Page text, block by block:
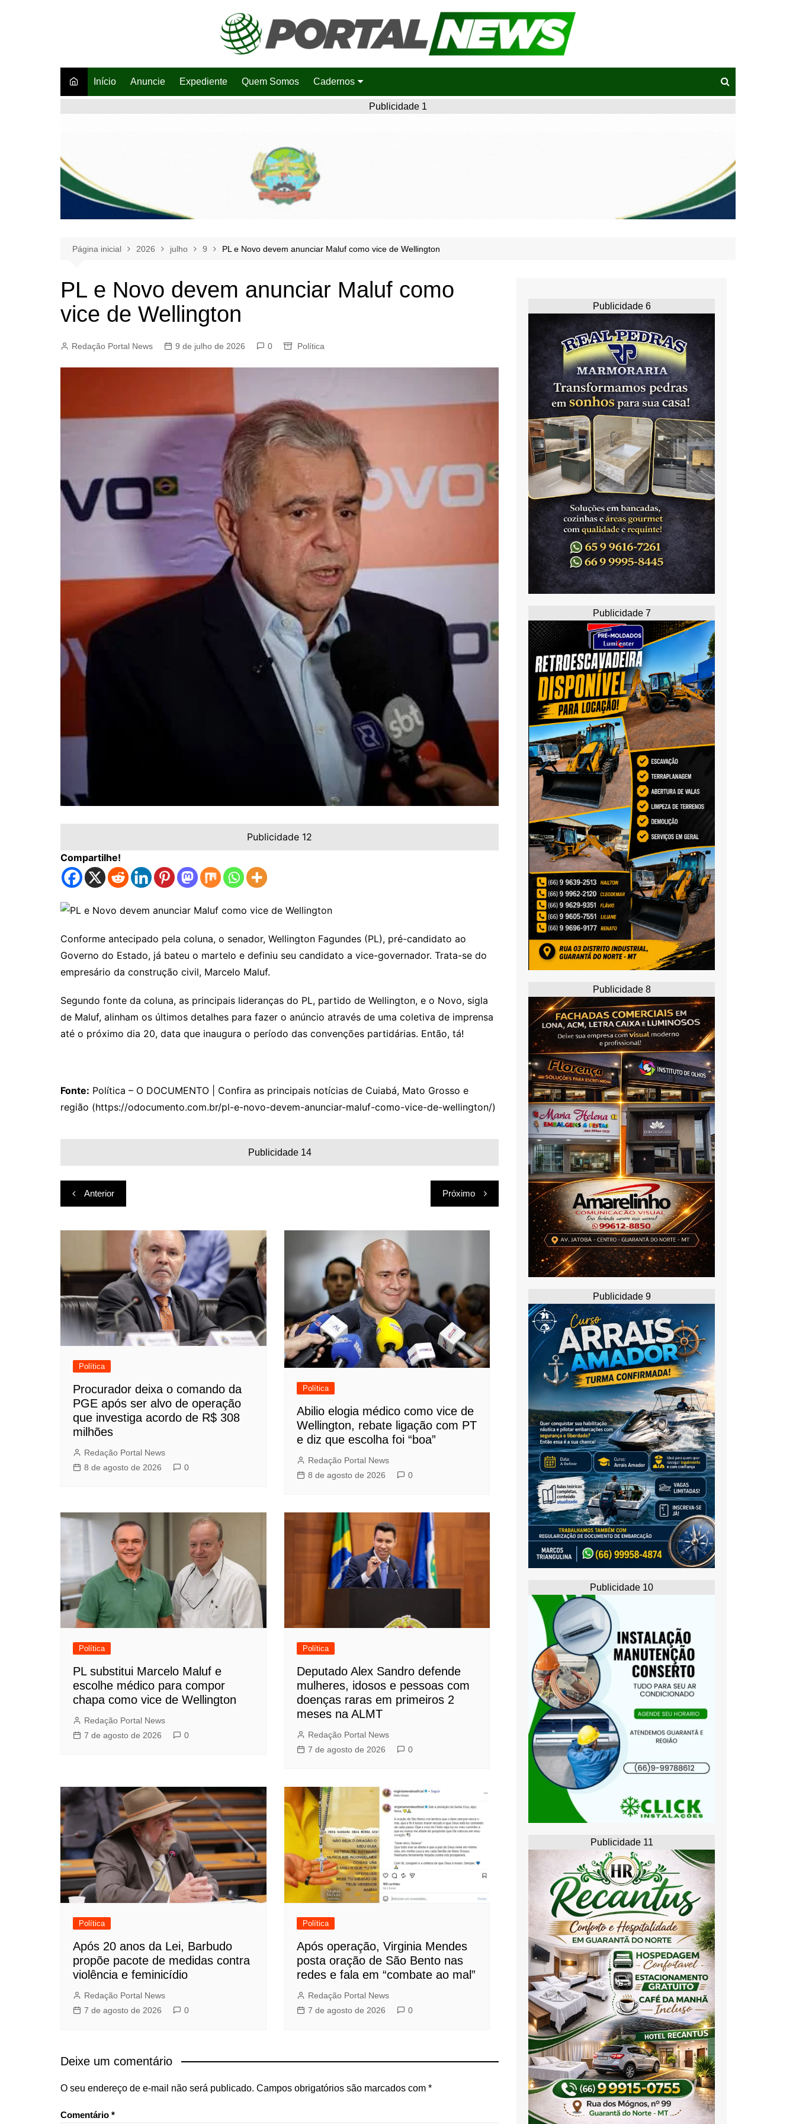
Início Anuncie Expediente Quem Somos Cadernos
Entretenimento
Esportes
Publicidade 1
Página inicial 2026 julho 9 PL e Novo devem anunciar Maluf como vice de Wellington
PL e Novo devem anunciar Maluf como
vice de Wellington
Redação Portal News 9 de julho de 2026 0 Política
Publicidade 12
Compartilhe!
Conforme antecipado pela coluna, o senador, Wellington Fagundes (PL), pré-candidato ao
Governo do Estado, já bateu o martelo e definiu seu candidato a vice-governador. Trata-se do
empresário da construção civil, Marcelo Maluf.
Segundo fonte da coluna, as principais lideranças do PL, partido de Wellington, e o Novo, sigla
de Maluf, alinham os últimos detalhes para fazer o anúncio através de uma coletiva de imprensa
até o próximo dia 20, data que inaugura o período das convenções partidárias. Então, tá!
Fonte: Política – O DOCUMENTO | Confira as principais notícias de Cuiabá, Mato Grosso e
região (https://odocumento.com.br/pl-e-novo-devem-anunciar-maluf-como-vice-de-wellington/)
Publicidade 14
Navegação
de
Post
Anterior Próximo
Política
Procurador deixa o comando da
PGE após ser alvo de operação
que investiga acordo de R$ 308
milhões
Redação Portal News
8 de agosto de 2026
0
Política
Abilio elogia médico como vice de
Wellington, rebate ligação com PT
e diz que escolha foi “boa”
Redação Portal News
8 de agosto de 2026
0
Política
PL substitui Marcelo Maluf e
escolhe médico para compor
chapa como vice de Wellington
Redação Portal News
7 de agosto de 2026
0
Política
Deputado Alex Sandro defende
mulheres, idosos e pessoas com
doenças raras em primeiros 2
meses na ALMT
Redação Portal News
7 de agosto de 2026
0
Política
Após 20 anos da Lei, Barbudo
propõe pacote de medidas contra
violência e feminicídio
Redação Portal News
7 de agosto de 2026
0
Política
Após operação, Virginia Mendes
posta oração de São Bento nas
redes e fala em “combate ao mal”
Redação Portal News
7 de agosto de 2026
0
Deixe um comentário
O seu endereço de e-mail não será publicado. Campos obrigatórios são marcados com *
Comentário *
Publicidade 6
Publicidade 7
Publicidade 8
Publicidade 9
Publicidade 10
Publicidade 11